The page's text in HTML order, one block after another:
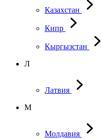
Казахстан
Кипр
Кыргызстан
Л
Латвия
М
Молдавия